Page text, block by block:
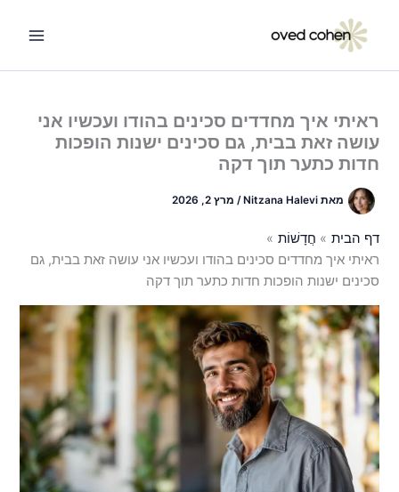
ראיתי איך מחדדים סכינים בהודו ועכשיו אני
עושה זאת בבית, גם סכינים ישנות הופכות
חדות כתער תוך דקה
מאתNitzana Halevi
/ מרץ 2, 2026
דף הבית
חֲדָשׁוֹת
ראיתי איך מחדדים סכינים בהודו ועכשיו אני עושה זאת בבית, גם
סכינים ישנות הופכות חדות כתער תוך דקה